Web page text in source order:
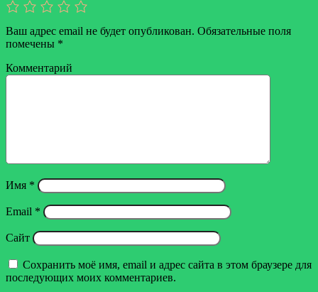
Ваш адрес email не будет опубликован. Обязательные поля
помечены *
Комментарий
Имя *
Email *
Сайт
Сохранить моё имя, email и адрес сайта в этом браузере для
последующих моих комментариев.